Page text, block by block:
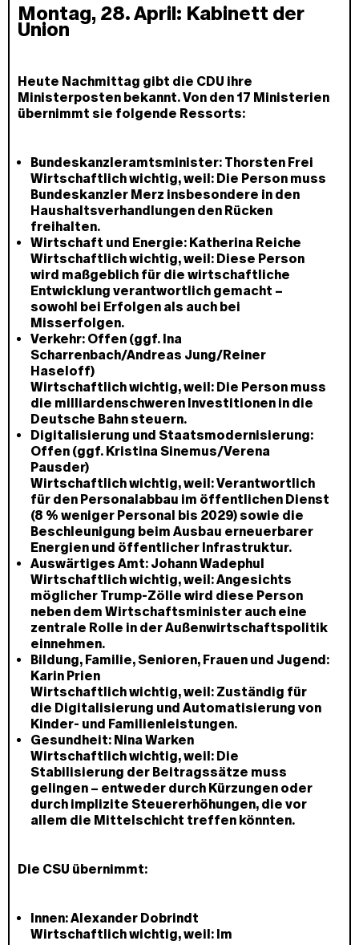
Montag, 28. April: Kabinett der
Union
Heute Nachmittag gibt die CDU ihre
Ministerposten bekannt. Von den 17 Ministerien
übernimmt sie folgende Ressorts:
Bundeskanzleramtsminister: Thorsten Frei
Wirtschaftlich wichtig, weil:Die Person muss
Bundeskanzler Merz insbesondere in den
Haushaltsverhandlungen den Rücken
freihalten.
Wirtschaft und Energie: Katherina Reiche
Wirtschaftlich wichtig, weil:Diese Person
wird maßgeblich für die wirtschaftliche
Entwicklung verantwortlich gemacht –
sowohl bei Erfolgen als auch bei
Misserfolgen.
Verkehr: Offen (ggf. Ina
Scharrenbach/Andreas Jung/Reiner
Haseloff)
Wirtschaftlich wichtig, weil:Die Person muss
die milliardenschweren Investitionen in die
Deutsche Bahn steuern.
Digitalisierung und Staatsmodernisierung:
Offen (ggf. Kristina Sinemus/Verena
Pausder)
Wirtschaftlich wichtig, weil: Verantwortlich
für den Personalabbau im öffentlichen Dienst
(8 % weniger Personal bis 2029) sowie die
Beschleunigung beim Ausbau erneuerbarer
Energien und öffentlicher Infrastruktur.
Auswärtiges Amt: Johann Wadephul
Wirtschaftlich wichtig, weil:Angesichts
möglicher Trump-Zölle wird diese Person
neben dem Wirtschaftsminister auch eine
zentrale Rolle in der Außenwirtschaftspolitik
einnehmen.
Bildung, Familie, Senioren, Frauen und Jugend:
Karin Prien
Wirtschaftlich wichtig, weil:Zuständig für
die Digitalisierung und Automatisierung von
Kinder- und Familienleistungen.
Gesundheit: Nina Warken
Wirtschaftlich wichtig, weil:Die
Stabilisierung der Beitragssätze muss
gelingen – entweder durch Kürzungen oder
durch implizite Steuererhöhungen, die vor
allem die Mittelschicht treffen könnten.
Die CSU übernimmt:
Innen:Alexander Dobrindt
Wirtschaftlich wichtig, weil:Im